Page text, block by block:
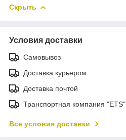
Скрыть
Условия доставки
Самовывоз
Доставка курьером
Доставка почтой
Транспортная компания "ETS"
Все условия доставки